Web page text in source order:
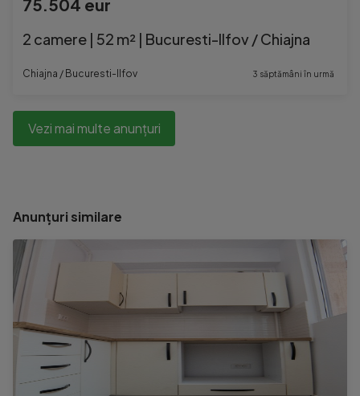
75.504 eur
2 camere | 52 m² | Bucuresti-Ilfov / Chiajna
Chiajna / Bucuresti-Ilfov 3 săptămâni în urmă
Vezi mai multe anunțuri
Anunțuri similare